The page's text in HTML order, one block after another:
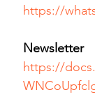
https://
Newsletter
https://